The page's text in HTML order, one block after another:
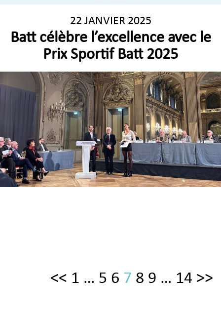
22 JANVIER 2025
Batt célèbre l’excellence avec le
Prix Sportif Batt 2025
<< 1 … 5 6 7 8 9 … 14 >>